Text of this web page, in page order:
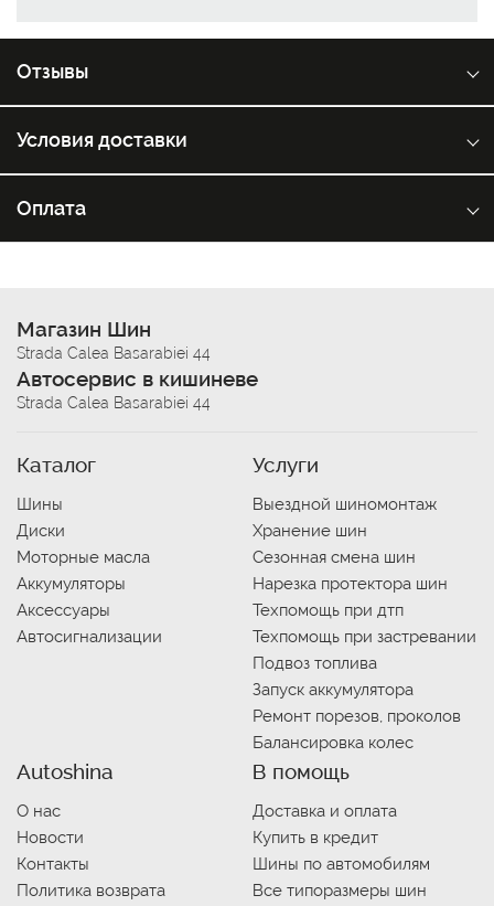
Отзывы
Условия доставки
Оплата
Магазин Шин
Strada Calea Basarabiei 44
Автосервис в кишиневе
Strada Calea Basarabiei 44
Каталог
Шины
Диски
Моторные масла
Аккумуляторы
Аксессуары
Автосигнализации
Услуги
Выездной шиномонтаж
Хранение шин
Сезонная смена шин
Нарезка протектора шин
Техпомощь при дтп
Техпомощь при застревании
Подвоз топлива
Запуск аккумулятора
Ремонт порезов, проколов
Балансировка колес
Autoshina
О нас
Новости
Контакты
Политика возврата
В помощь
Доставка и оплата
Купить в кредит
Шины по автомобилям
Все типоразмеры шин